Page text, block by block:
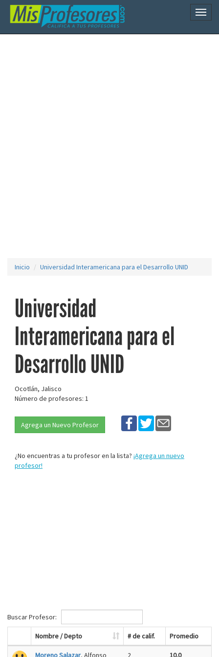
Inicio Universidad Interamericana para el Desarrollo UNID
Universidad
Interamericana para el
Desarrollo UNID
Ocotlán, Jalisco
Número de profesores: 1
Agrega un Nuevo Profesor
¿No encuentras a tu profesor en la lista? ¡Agrega un nuevo
profesor!
Buscar Profesor:
Nombre / Depto # de calif. Promedio
Moreno Salazar, Alfonso 2 10.0